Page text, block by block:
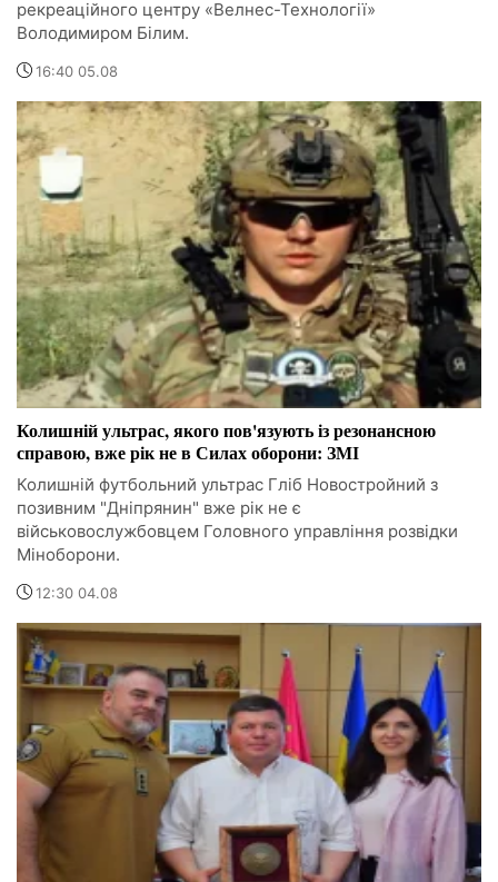
рекреаційного центру «Велнес-Технології»
Володимиром Білим.
16:40 05.08
Колишній ультрас, якого пов'язують із резонансною
справою, вже рік не в Силах оборони: ЗМІ
Колишній футбольний ультрас Гліб Новостройний з
позивним "Дніпрянин" вже рік не є
військовослужбовцем Головного управління розвідки
Міноборони.
12:30 04.08